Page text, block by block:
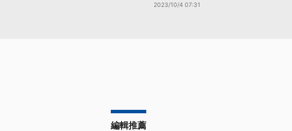
2023/10/4 07:31
編輯推薦